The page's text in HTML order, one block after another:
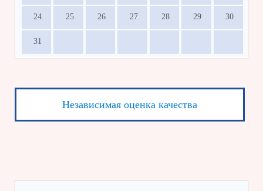
24 25 26 27 28 29 30
31
Независимая оценка качества